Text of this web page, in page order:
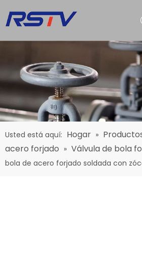
Usted está aquí: Hogar »
acero forjado » Válvula de bola
bola de acero forjado soldada con